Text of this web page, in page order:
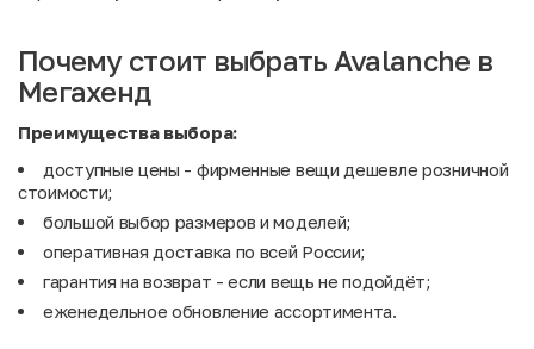
Почему стоит выбрать Avalanche в
Мегахенд
Преимущества выбора:
доступные цены - фирменные вещи дешевле розничной
стоимости;
большой выбор размеров и моделей;
оперативная доставка по всей России;
гарантия на возврат - если вещь не подойдёт;
еженедельное обновление ассортимента.